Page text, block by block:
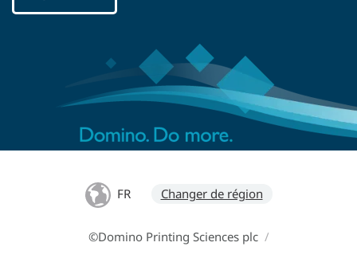
FR Changer de région
©Domino Printing Sciences plc /